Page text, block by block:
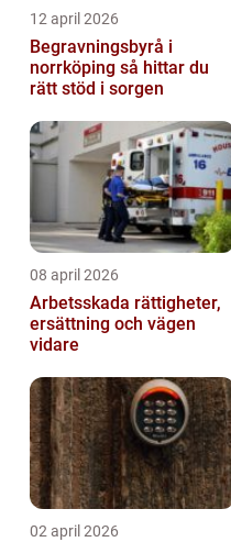
12 april 2026
Begravningsbyrå i
norrköping så hittar du
rätt stöd i sorgen
08 april 2026
Arbetsskada rättigheter,
ersättning och vägen
vidare
02 april 2026